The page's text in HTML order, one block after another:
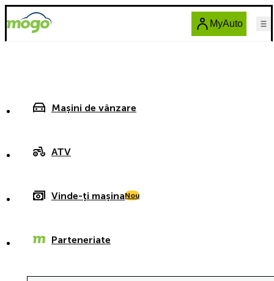
MyAuto
Mașini de vânzare
ATV
Vinde-ți mașinaNou
Parteneriate